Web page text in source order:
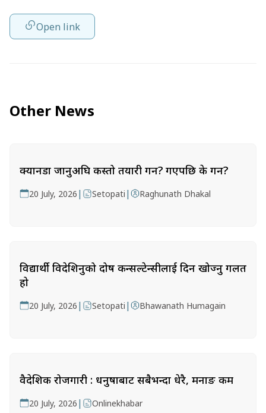
Open link
Other News
क्यानडा जानुअघि कस्तो तयारी गर्ने? गएपछि के गर्ने?
20 July, 2026 | Setopati | Raghunath Dhakal
विद्यार्थी विदेशिनुको दोष कन्सल्टेन्सीलाई दिन खोज्नु गलत
हो
20 July, 2026 | Setopati | Bhawanath Humagain
वैदेशिक रोजगारी : धनुषाबाट सबैभन्दा धेरै, मनाङ कम
20 July, 2026 | Onlinekhabar